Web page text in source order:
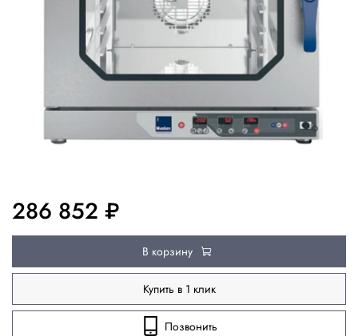
286 852 ₽
В корзину
Купить в 1 клик
Позвонить